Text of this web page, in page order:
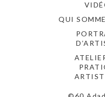
QUI